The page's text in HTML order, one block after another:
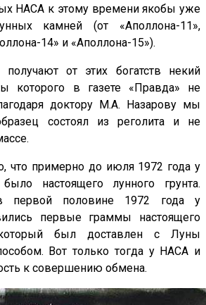
НАСА к этому времени якобы уже
камней (от «Аполлона-11»,
14» и «Аполлона-15»).
от этих богатств некий
которого в газете «Правда» не
доктору М.А. Назарову мы
состоял из реголита и не
что примерно до июля 1972 года у
настоящего лунного грунта.
первой половине 1972 года у
первые граммы настоящего
который был доставлен с Луны
Вот только тогда у НАСА и
к совершению обмена.